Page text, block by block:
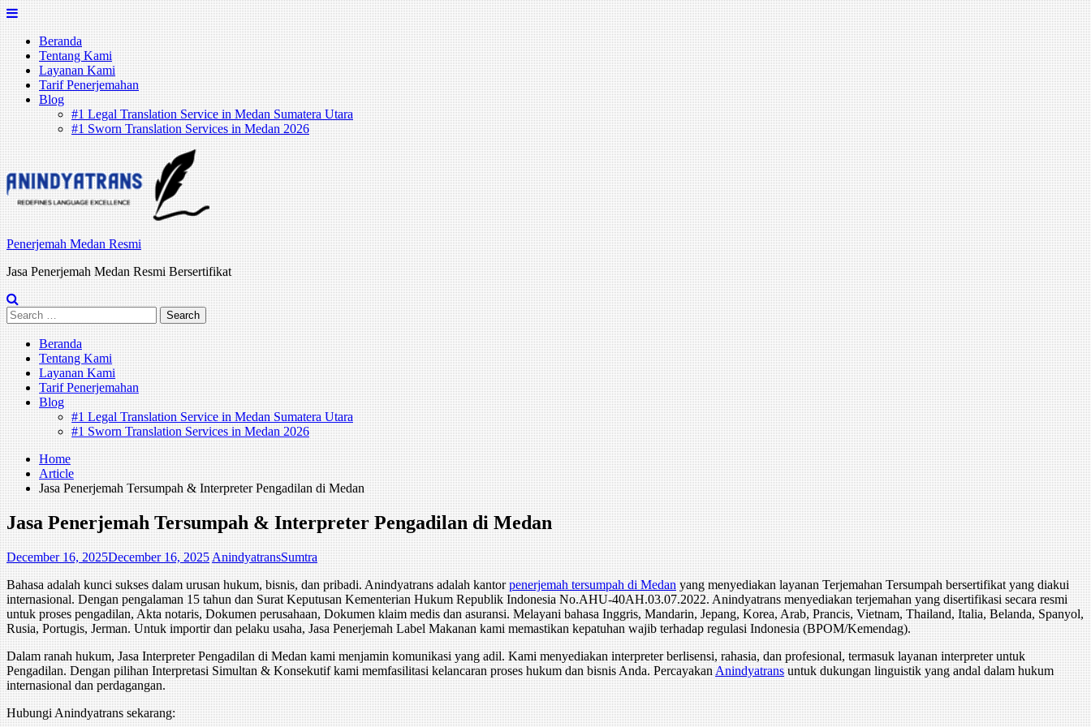
Skip
to
contentBeranda
Tentang Kami
Layanan Kami
Tarif Penerjemahan
Blog
#1 Legal Translation Service in Medan Sumatera Utara
#1 Sworn Translation Services in Medan 2026
Penerjemah Medan Resmi
Jasa Penerjemah Medan Resmi Bersertifikat
Search
for:
Beranda
Tentang Kami
Layanan Kami
Tarif Penerjemahan
Blog
#1 Legal Translation Service in Medan Sumatera Utara
#1 Sworn Translation Services in Medan 2026
Home
Article
Jasa Penerjemah Tersumpah & Interpreter Pengadilan di Medan
Jasa Penerjemah Tersumpah & Interpreter Pengadilan di Medan
December 16, 2025December 16, 2025 AnindyatransSumtra
Bahasa adalah kunci sukses dalam urusan hukum, bisnis, dan pribadi. Anindyatrans adalah kantorpenerjemah tersumpah di Medanyang menyediakan layanan Terjemahan Tersumpah bersertifikat yang diakui
internasional. Dengan pengalaman 15 tahun dan Surat Keputusan Kementerian Hukum Republik Indonesia No.AHU-40AH.03.07.2022. Anindyatrans menyediakan terjemahan yang disertifikasi secara resmi
untuk proses pengadilan, Akta notaris, Dokumen perusahaan, Dokumen klaim medis dan asuransi. Melayani bahasa Inggris, Mandarin, Jepang, Korea, Arab, Prancis, Vietnam, Thailand, Italia, Belanda, Spanyol,
Rusia, Portugis, Jerman. Untuk importir dan pelaku usaha, Jasa Penerjemah Label Makanan kami memastikan kepatuhan wajib terhadap regulasi Indonesia (BPOM/Kemendag).
Dalam ranah hukum, Jasa Interpreter Pengadilan di Medan kami menjamin komunikasi yang adil. Kami menyediakan interpreter berlisensi, rahasia, dan profesional, termasuk layanan interpreter untuk
Pengadilan. Dengan pilihan Interpretasi Simultan & Konsekutif kami memfasilitasi kelancaran proses hukum dan bisnis Anda. PercayakanAnindyatransuntuk dukungan linguistik yang andal dalam hukum
internasional dan perdagangan.
Hubungi Anindyatrans sekarang: